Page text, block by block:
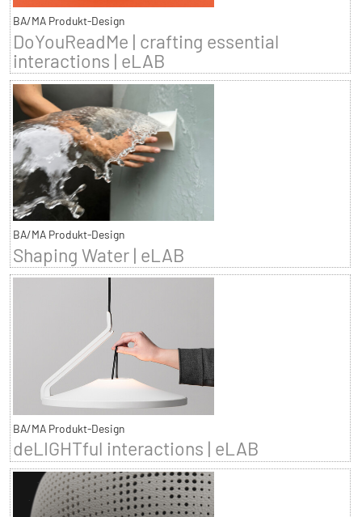
BA/MA Produkt-Design
DoYouReadMe | crafting essential
interactions | eLAB
BA/MA Produkt-Design
Shaping Water | eLAB
BA/MA Produkt-Design
deLIGHTful interactions | eLAB